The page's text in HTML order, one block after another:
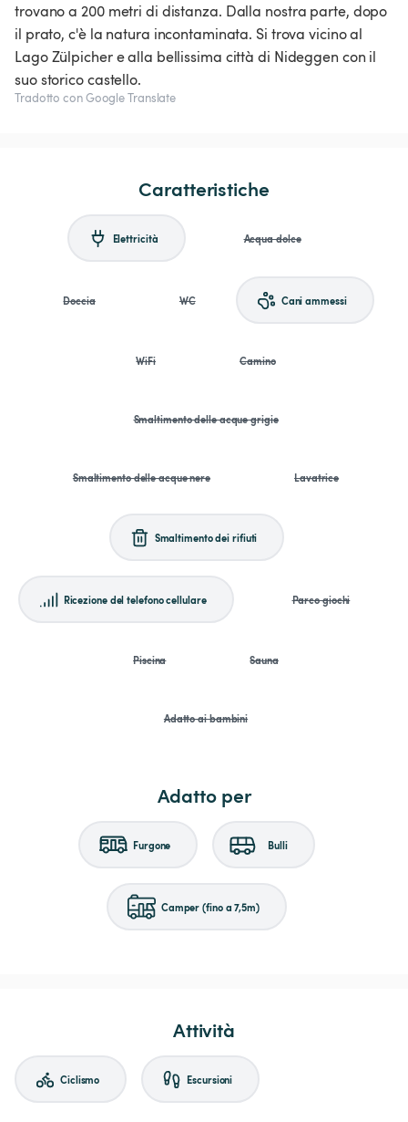
trovano a 200 metri di distanza. Dalla nostra parte, dopo
il prato, c'è la natura incontaminata. Si trova vicino al
Lago Zülpicher e alla bellissima città di Nideggen con il
suo storico castello.
Tradotto con Google Translate
Caratteristiche
Elettricità Acqua dolce
Doccia WC Cani ammessi
WiFi Camino
Smaltimento delle acque grigie
Smaltimento delle acque nere Lavatrice
Smaltimento dei rifiuti
Ricezione del telefono cellulare Parco giochi
Piscina Sauna
Adatto ai bambini
Adatto per
Furgone Bulli
Camper (fino a 7,5m)
Attività
Ciclismo Escursioni